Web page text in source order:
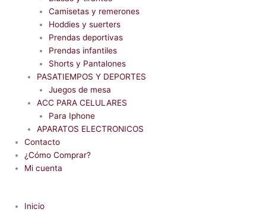
Camisetas y remerones
Hoddies y suerters
Prendas deportivas
Prendas infantiles
Shorts y Pantalones
PASATIEMPOS Y DEPORTES
Juegos de mesa
ACC PARA CELULARES
Para Iphone
APARATOS ELECTRONICOS
Contacto
¿Cómo Comprar?
Mi cuenta
Inicio